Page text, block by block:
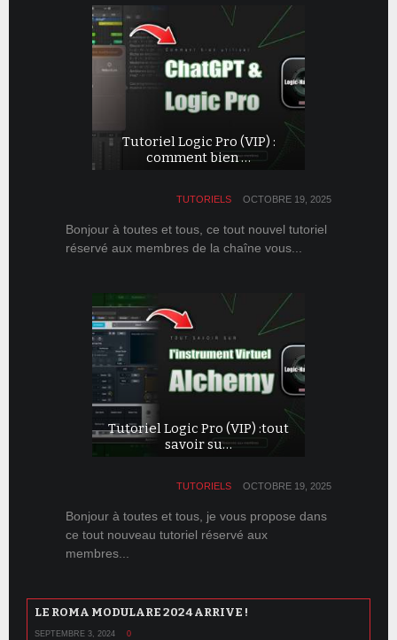
Tutoriel Logic Pro (VIP) :
comment bien …
TUTORIELS OCTOBRE 19, 2025
Bonjour à toutes et tous, ce tout nouvel tutoriel
réservé aux membres de la chaîne vous...
Tutoriel Logic Pro (VIP) :tout
savoir su…
TUTORIELS OCTOBRE 19, 2025
Bonjour à toutes et tous, je vous propose dans
ce tout nouveau tutoriel réservé aux
membres...
LE ROMA MODULARE 2024 ARRIVE !
SEPTEMBRE 3, 2024 0